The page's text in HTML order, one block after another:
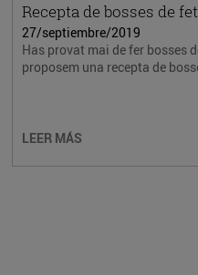
Recepta de bosses de
27/septiembre/2019
Has provat mai de fer bosses
proposem una recepta de
LEER MÁS